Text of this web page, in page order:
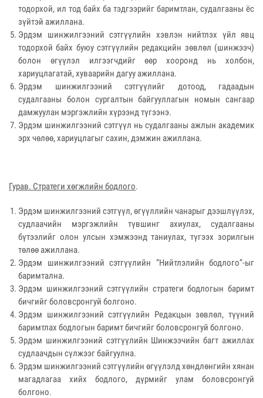
тодорхой, ил тод байх ба тэдгээрийг баримтлан, судалгааны ёс
зүйтэй ажиллана.
Эрдэм шинжилгээний сэтгүүлийн хэвлэн нийтлэх үйл явц
тодорхой байх буюу сэтгүүлийн редакцийн зөвлөл (шинжээч)
болон өгүүлэл илгээгчдийг өөр хооронд нь холбон,
хариуцлагатай, хуваарийн дагуу ажиллана.
Эрдэм шинжилгээний сэтгүүлийг дотоод, гадаадын
судалгааны болон сургалтын байгууллагын номын сангаар
дамжуулан мэргэжлийн хүрээнд түгээнэ.
Эрдэм шинжилгээний сэтгүүл нь судалгааны ажлын академик
эрх чөлөө, хариуцлагыг сахин, дэмжин ажиллана.
Гурав. Стратеги хөгжлийн бодлого.
Эрдэм шинжилгээний сэтгүүл, өгүүллийн чанарыг дээшлүүлэх,
судлаачийн мэргэжлийн түвшинг ахиулах, судалгааны
бүтээлийг олон улсын хэмжээнд таниулах, түгээх зорилгын
төлөө ажиллана.
Эрдэм шинжилгээний сэтгүүлийн “Нийтлэлийн бодлого”-ыг
баримтална.
Эрдэм шинжилгээний сэтгүүлийн стратеги бодлогын баримт
бичгийг боловсронгуй болгоно.
Эрдэм шинжилгээний сэтгүүлийн Редакцын зөвлөл, түүний
баримтлах бодлогын баримт бичгийг боловсронгуй болгоно.
Эрдэм шинжилгээний сэтгүүлийн Шинжээчийн багт ажиллах
судлаачдын сүлжээг байгуулна.
Эрдэм шинжилгээний сэтгүүлийн өгүүлэлд хөндлөнгийн хянан
магадлагаа хийх бодлого, дүрмийг улам боловсронгуй
болгоно.